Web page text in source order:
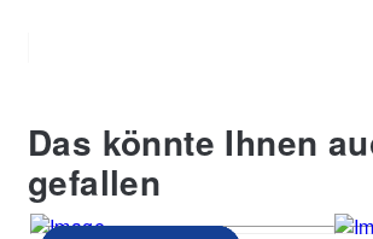
Das könnte Ihnen
gefallen